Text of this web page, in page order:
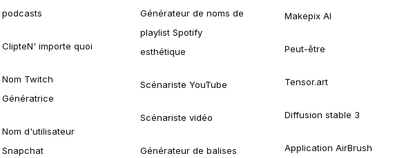
podcasts
ClipteN' importe quoi
Nom Twitch
Génératrice
Nom d'utilisateur
Snapchat
Générateur de noms de
playlist Spotify
esthétique
Scénariste YouTube
Scénariste vidéo
Générateur de balises
Makepix AI
Peut-être
Tensor.art
Diffusion stable 3
Application AirBrush